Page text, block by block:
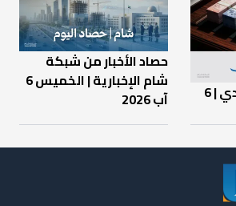
تقرير شام الاقتصادي | 6
حصاد الأخبار من شبكة
شام الإخبارية | الخميس 6
آب 2026